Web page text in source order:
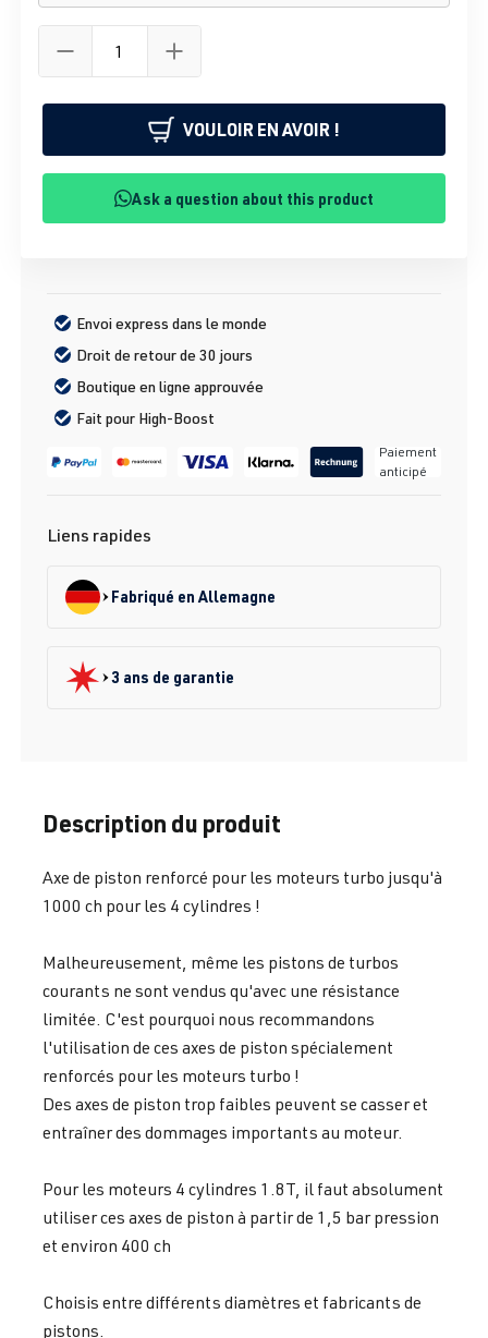
VOULOIR EN AVOIR !
Ask a question about this product
Envoi express dans le monde
Droit de retour de 30 jours
Boutique en ligne approuvée
Fait pour High-Boost
Paiement
anticipé
Liens rapides
Fabriqué en Allemagne
3 ans de garantie
Description du produit
Axe de piston renforcé pour les moteurs turbo jusqu'à
1000 ch pour les 4 cylindres !
Malheureusement, même les pistons de turbos
courants ne sont vendus qu'avec une résistance
limitée. C'est pourquoi nous recommandons
l'utilisation de ces axes de piston spécialement
renforcés pour les moteurs turbo !
Des axes de piston trop faibles peuvent se casser et
entraîner des dommages importants au moteur.
Pour les moteurs 4 cylindres 1.8T, il faut absolument
utiliser ces axes de piston à partir de 1,5 bar pression
et environ 400 ch
Choisis entre différents diamètres et fabricants de
pistons.